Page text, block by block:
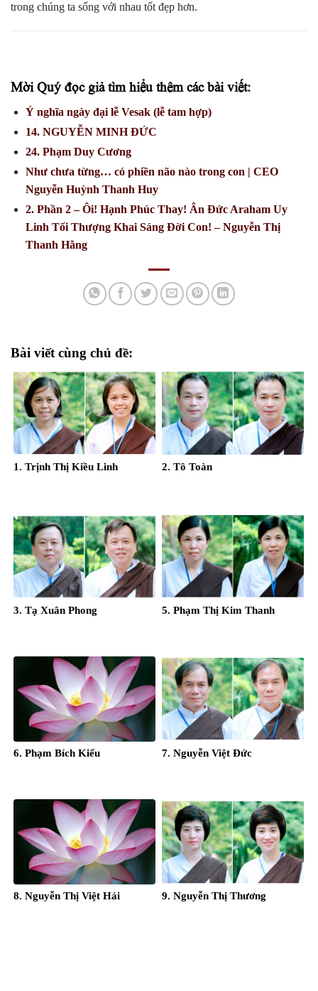
trong chúng ta sống với nhau tốt đẹp hơn.
Mời Quý đọc giả tìm hiểu thêm các bài viết:
Ý nghĩa ngày đại lễ Vesak (lễ tam hợp)
14. NGUYỄN MINH ĐỨC
24. Phạm Duy Cương
Như chưa từng… có phiền não nào trong con | CEO
Nguyễn Huỳnh Thanh Huy
2. Phần 2 – Ôi! Hạnh Phúc Thay! Ân Đức Araham Uy
Linh Tối Thượng Khai Sáng Đời Con! – Nguyễn Thị
Thanh Hằng
Bài viết cùng chủ đề:
1. Trịnh Thị Kiều Linh 2. Tô Toàn
3. Tạ Xuân Phong 5. Phạm Thị Kim Thanh
6. Phạm Bích Kiểu 7. Nguyễn Việt Đức
8. Nguyễn Thị Việt Hải 9. Nguyễn Thị Thương